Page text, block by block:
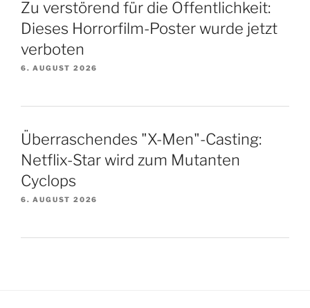
Zu verstörend für die Öffentlichkeit:
Dieses Horrorfilm-Poster wurde jetzt
verboten
6. AUGUST 2026
Überraschendes "X-Men"-Casting:
Netflix-Star wird zum Mutanten
Cyclops
6. AUGUST 2026